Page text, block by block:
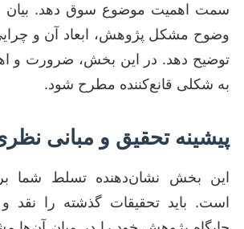
سمت اهمیت موضوع سوق دهد. بیان
وضوح مشکل پژوهش، ابعاد آن و
توضیح دهد. در این بخش، ضرورت و
به شکلی قانع‌کننده مطرح شود.
پیشینه تحقیق و مبانی
این بخش نشان‌دهنده تسلط شما
است. باید تحقیقات گذشته را نقد